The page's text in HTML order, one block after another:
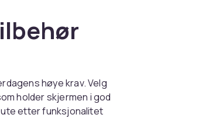
høye krav. Velg
holder skjermen i god
ute etter funksjonalitet